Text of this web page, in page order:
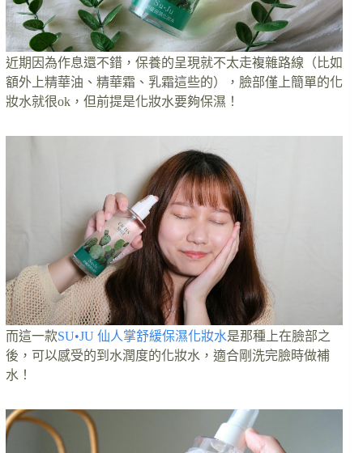
近期因為作息還不錯，保養的呈現就不太走複雜路線（比如
額外上精華油、精華霜、乳霜這些的），臉部僅上簡單的化
妝水就很ok，但前提是化妝水要夠保濕！
而這一款SU•JU 仙人掌舒緩保濕化妝水是那種上在臉部之
後，可以感受的到水潤度的化妝水，適合剛洗完臉時做補
水！